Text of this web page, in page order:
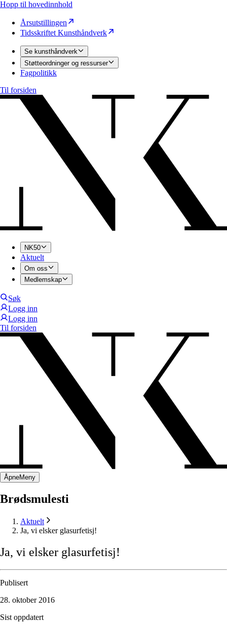
Hopp til hovedinnhold
Årsutstillingen
Tidsskriftet Kunsthåndverk
Se kunsthåndverk
Støtteordninger og ressurser
Fagpolitikk
Til forsiden
NK50
Aktuelt
Om oss
Medlemskap
Søk
Logg inn
Logg inn
Til forsiden
ÅpneMeny
Brødsmulesti
Aktuelt
Ja, vi elsker glasurfetisj!
Ja, vi elsker glasurfetisj!
Publisert
28. oktober 2016
Sist oppdatert